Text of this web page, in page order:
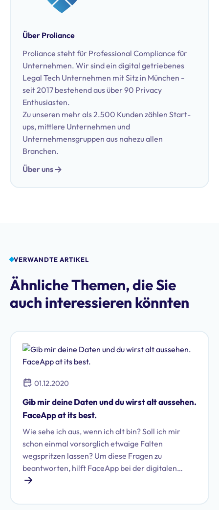
Über Proliance
Proliance steht für Professional Compliance für
Unternehmen. Wir sind ein digital getriebenes
Legal Tech Unternehmen mit Sitz in München -
seit 2017 bestehend aus über 90 Privacy
Enthusiasten.
Zu unseren mehr als 2.500 Kunden zählen Start-
ups, mittlere Unternehmen und
Unternehmensgruppen aus nahezu allen
Branchen.
Über uns
VERWANDTE ARTIKEL
Ähnliche Themen, die Sie
auch interessieren könnten
01.12.2020
Gib mir deine Daten und du wirst alt aussehen.
FaceApp at its best.
Wie sehe ich aus, wenn ich alt bin? Soll ich mir
schon einmal vorsorglich etwaige Falten
wegspritzen lassen? Um diese Fragen zu
beantworten, hilft FaceApp bei der digitalen
Alterung. Was die App aber mit den zur Verfügung
FaceApp-Datenschutz bestellt ist, ist